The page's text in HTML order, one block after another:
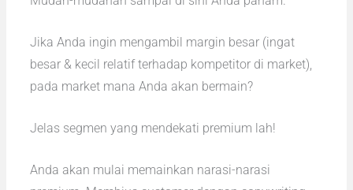
Jika Anda ingin mengambil margin besar (ingat
besar & kecil relatif terhadap kompetitor di market),
pada market mana Anda akan bermain?
Jelas segmen yang mendekati premium lah!
Anda akan mulai memainkan narasi-narasi